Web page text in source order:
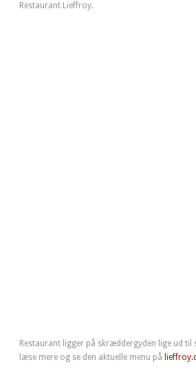
Restaurant Lieffroy.
Restaurant ligger på skræddergyden lige ud
læse mere og se den aktuelle menu på